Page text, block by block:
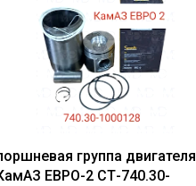
группа двигателя
ЕВРО-2 СТ-740.30-